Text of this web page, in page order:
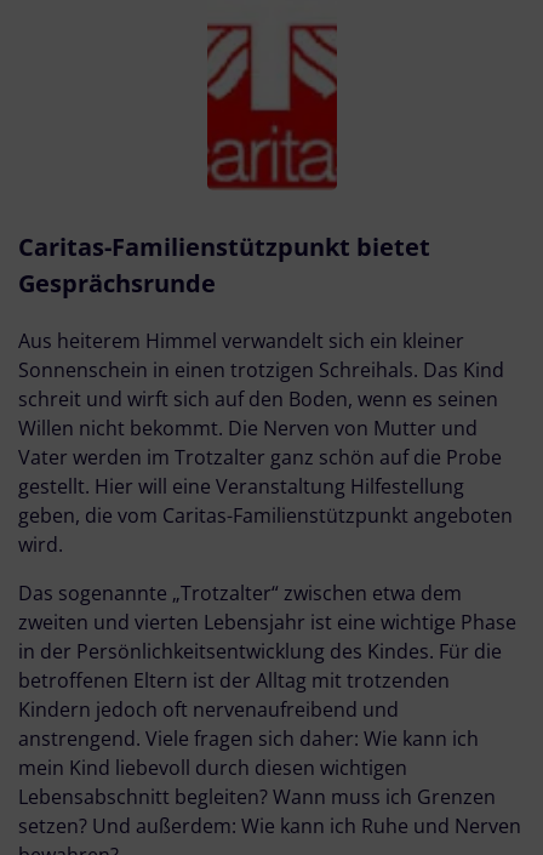
Caritas-Familienstützpunkt bietet
Gesprächsrunde
Aus heiterem Himmel verwandelt sich ein kleiner
Sonnenschein in einen trotzigen Schreihals. Das Kind
schreit und wirft sich auf den Boden, wenn es seinen
Willen nicht bekommt. Die Nerven von Mutter und
Vater werden im Trotzalter ganz schön auf die Probe
gestellt. Hier will eine Veranstaltung Hilfestellung
geben, die vom Caritas-Familienstützpunkt angeboten
wird.
Das sogenannte „Trotzalter“ zwischen etwa dem
zweiten und vierten Lebensjahr ist eine wichtige Phase
in der Persönlichkeitsentwicklung des Kindes. Für die
betroffenen Eltern ist der Alltag mit trotzenden
Kindern jedoch oft nervenaufreibend und
anstrengend. Viele fragen sich daher: Wie kann ich
mein Kind liebevoll durch diesen wichtigen
Lebensabschnitt begleiten? Wann muss ich Grenzen
setzen? Und außerdem: Wie kann ich Ruhe und Nerven